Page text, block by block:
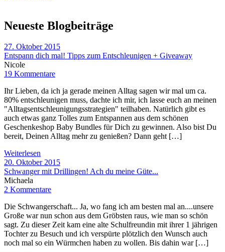
Neueste Blogbeiträge
27. Oktober 2015
Entspann dich mal! Tipps zum Entschleunigen + Giveaway
Nicole
19 Kommentare
Ihr Lieben, da ich ja gerade meinen Alltag sagen wir mal um ca.
80% entschleunigen muss, dachte ich mir, ich lasse euch an meinen
"Alltagsentschleunigungsstrategien" teilhaben. Natürlich gibt es
auch etwas ganz Tolles zum Entspannen aus dem schönen
Geschenkeshop Baby Bundles für Dich zu gewinnen. Also bist Du
bereit, Deinen Alltag mehr zu genießen? Dann geht […]
Weiterlesen
20. Oktober 2015
Schwanger mit Drillingen! Ach du meine Güte...
Michaela
2 Kommentare
Die Schwangerschaft... Ja, wo fang ich am besten mal an....unsere
Große war nun schon aus dem Gröbsten raus, wie man so schön
sagt. Zu dieser Zeit kam eine alte Schulfreundin mit ihrer 1 jährigen
Tochter zu Besuch und ich verspürte plötzlich den Wunsch auch
noch mal so ein Würmchen haben zu wollen. Bis dahin war […]